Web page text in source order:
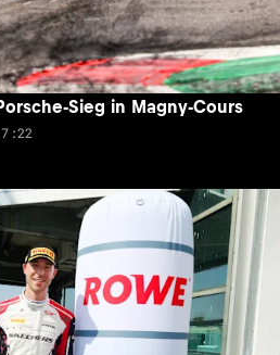
Sieg in Magny-Cours